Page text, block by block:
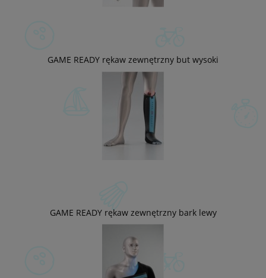
GAME READY rękaw zewnętrzny but wysoki
GAME READY rękaw zewnętrzny bark lewy